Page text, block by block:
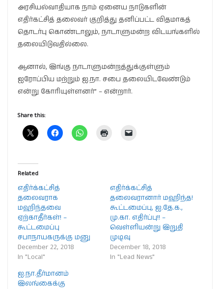
அரசியல்வாதியாக நாம் ஏனைய நாடுகளின்
எதிர்கட்சித் தலைவர் குறித்து தனிப்பட்ட விதமாகத்
தொடர்பு கொண்டாலும், நாடாளுமன்ற விடயங்களில்
தலையிடுவதில்லை.
ஆனால், இங்கு நாடாளுமன்றத்துக்குள்ளும்
ஐரோப்பிய மற்றும் ஐ.நா. சபை தலையிடவேண்டும்
என்று கோரியுள்ளனர்” – என்றார்.
Share this:
Related
எதிர்க்கட்சித்
தலைவராக
மஹிந்தவை
ஏற்காதீர்கள்! –
கூட்டமைப்பு
சபாநாயகருக்கு மனு
December 22, 2018
In "Local"
எதிர்க்கட்சித்
தலைவரானார் மஹிந்த!
கூட்டமைப்பு, ஐ.தே.க.,
மு.கா. எதிர்ப்பு!! –
வெள்ளியன்று இறுதி
முடிவு
December 18, 2018
In "Lead News"
ஐ.நா.தீர்மானம்
இலங்கைக்கு